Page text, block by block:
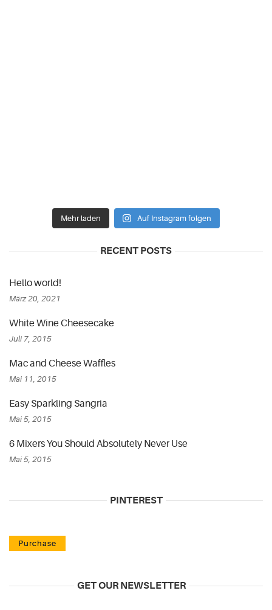
Mehr laden Auf Instagram folgen
RECENT POSTS
Hello world!
März 20, 2021
White Wine Cheesecake
Juli 7, 2015
Mac and Cheese Waffles
Mai 11, 2015
Easy Sparkling Sangria
Mai 5, 2015
6 Mixers You Should Absolutely Never Use
Mai 5, 2015
PINTEREST
Purchase
GET OUR NEWSLETTER